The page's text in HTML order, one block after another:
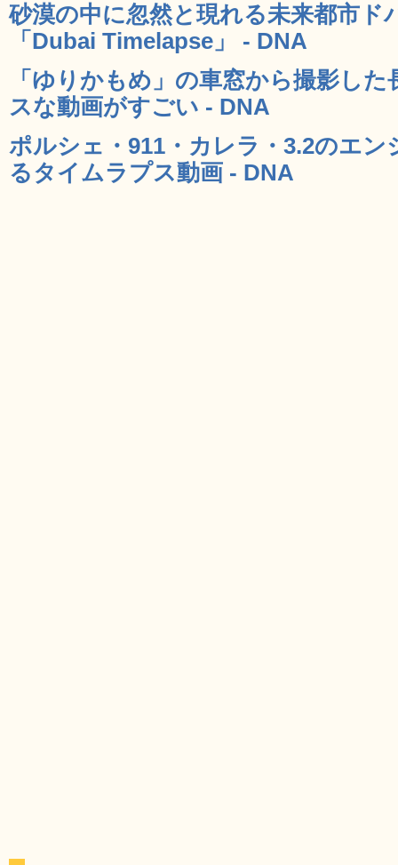
砂漠の中に忽然と現れる未来都市ド
「Dubai Timelapse」 - DNA
「ゆりかもめ」の車窓から撮影し
スな動画がすごい - DNA
ポルシェ・911・カレラ・3.2のエ
るタイムラプス動画 - DNA